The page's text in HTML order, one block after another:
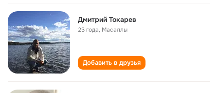
Дмитрий Токарев
23 года, Масаллы
Добавить в друзья